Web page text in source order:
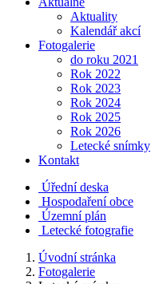
Aktuality
Kalendář akcí
Fotogalerie
do roku 2021
Rok 2022
Rok 2023
Rok 2024
Rok 2025
Rok 2026
Letecké snímky
Kontakt
Úřední deska
Hospodaření obce
Územní plán
Letecké fotografie
Úvodní stránka
Fotogalerie